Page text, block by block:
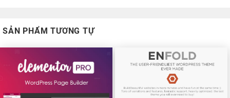
SẢN PHẨM TƯƠNG TỰ